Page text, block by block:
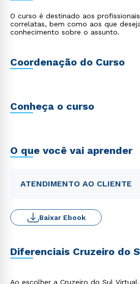
O curso é destinado aos
correlatas, bem como aos que
conhecimento sobre o assunto.
Coordenação do Curso
Conheça o curso
O que você vai aprender
ATENDIMENTO AO CLIENTE
Baixar Ebook
Diferenciais Cruzeiro do
Ao escolher a Cruzeiro do Sul